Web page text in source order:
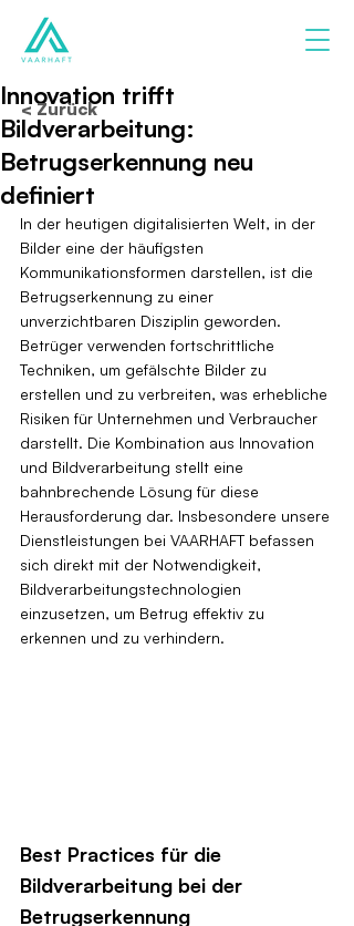
Innovation trifft
Bildverarbeitung:
Betrugserkennung neu
definiert
In der heutigen digitalisierten Welt, in der
Bilder eine der häufigsten
Kommunikationsformen darstellen, ist die
Betrugserkennung zu einer
unverzichtbaren Disziplin geworden.
Betrüger verwenden fortschrittliche
Techniken, um gefälschte Bilder zu
erstellen und zu verbreiten, was erhebliche
Risiken für Unternehmen und Verbraucher
darstellt. Die Kombination aus Innovation
und Bildverarbeitung stellt eine
bahnbrechende Lösung für diese
Herausforderung dar. Insbesondere unsere
Dienstleistungen bei VAARHAFT befassen
sich direkt mit der Notwendigkeit,
Bildverarbeitungstechnologien
einzusetzen, um Betrug effektiv zu
erkennen und zu verhindern.
Best Practices für die
Bildverarbeitung bei der
Betrugserkennung
< Zurück